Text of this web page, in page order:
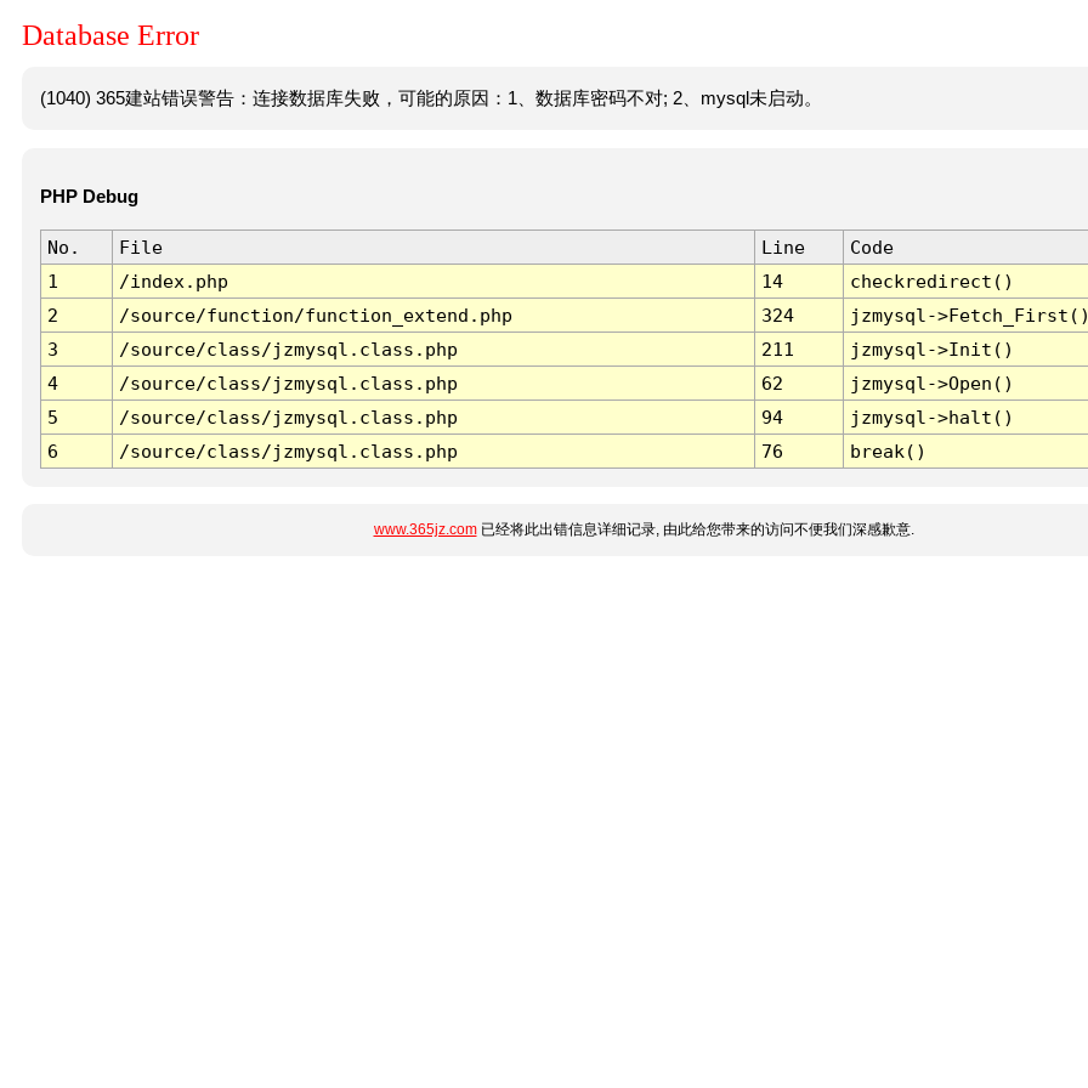
Database Error
(1040) 365建站错误警告：连接数据库失败，可能的原因：1、数据库密码不对; 2、mysql未启动。
PHP Debug
No. File Line
Code
1
/index.php 14
checkredirect()
2
/source/function/function_extend.php 324
jzmysql-
3
/source/class/jzmysql.class.php 211
jzmysql->Init()
4
/source/class/jzmysql.class.php 62
jzmysql->Open()
5
/source/class/jzmysql.class.php 94
jzmysql->halt()
6
/source/class/jzmysql.class.php 76 break()
www.365jz.com已经将此出错信息详细记录, 由此给您带来的访问不便我们深感歉意.